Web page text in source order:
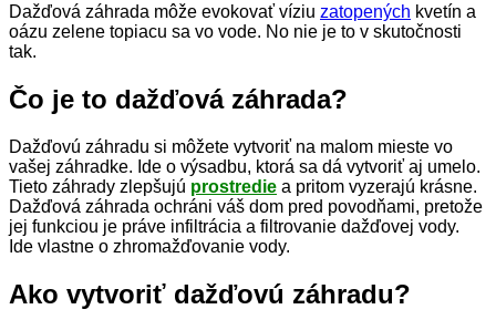
Dažďová záhrada môže evokovať víziu zatopených kvetín a
oázu zelene topiacu sa vo vode. No nie je to v skutočnosti
tak.
Čo je to dažďová záhrada?
Dažďovú záhradu si môžete vytvoriť na malom mieste vo
vašej záhradke. Ide o výsadbu, ktorá sa dá vytvoriť aj umelo.
Tieto záhrady zlepšujú prostredie a pritom vyzerajú krásne.
Dažďová záhrada ochráni váš dom pred povodňami, pretože
jej funkciou je práve infiltrácia a filtrovanie dažďovej vody.
Ide vlastne o zhromažďovanie vody.
Ako vytvoriť dažďovú záhradu?